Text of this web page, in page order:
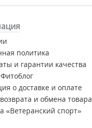
политика
и гарантии качества
о доставке и оплате
и обмена товара
«Ветеранский спорт»